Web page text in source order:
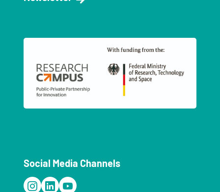
Social Media Channels